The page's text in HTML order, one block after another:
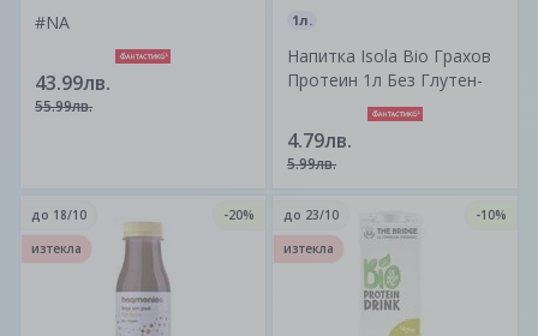
#NA
43.99лв.
55.99лв.
1л.
Напитка Isola Bio Грахов
Протеин 1л Без Глутен-
4.79лв.
5.99лв.
до 18/10
-20%
изтекла
до 23/10
-10%
изтекла